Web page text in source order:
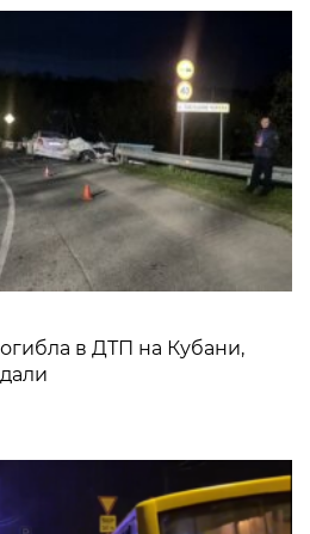
в ДТП на Кубани,